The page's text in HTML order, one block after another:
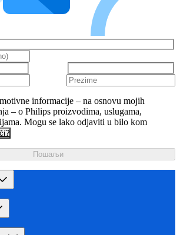
informacije – na osnovu mojih
– o Philips proizvodima, uslugama,
Mogu se lako odjaviti u bilo kom
Пошаљи